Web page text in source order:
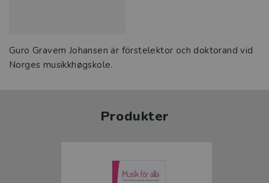
Guro Gravem Johansen är förstelektor och doktorand vid
Norges musikkhøgskole.
Produkter